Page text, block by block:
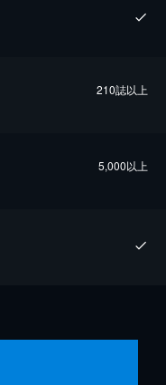
210誌以上
5,000以上